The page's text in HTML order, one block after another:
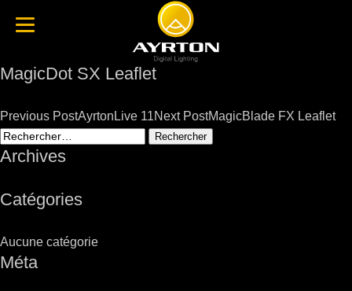
MagicDot SX Leaflet
Post
navigation
Previous PostAyrtonLive 11Next PostMagicBlade FX Leaflet
Rechercher :
Archives
Catégories
Aucune catégorie
Méta